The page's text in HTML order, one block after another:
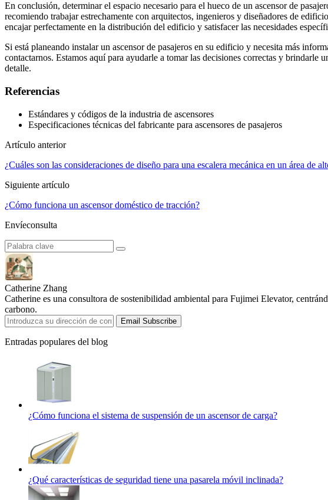
En conclusión, determinar el espacio necesario para el hueco de un ascensor de
recomiendo trabajar estrechamente con arquitectos, ingenieros y diseñadores de
encajar perfectamente en la distribución del edificio y satisfacer las necesidades
Si está planeando instalar un ascensor de pasajeros en su edificio y necesita más
contactarnos. Estamos aquí para ayudarle a tomar las decisiones correctas y
detalle.
Referencias
Estándares y códigos de la industria de ascensores
Especificaciones técnicas del fabricante para ascensores de pasajeros
Artículo anterior
¿Cuáles son las consideraciones de diseño para una escalera mecánica en un área de
Siguiente artículo
¿Cómo funciona un ascensor doméstico de tracción?
Envíeconsulta
Catherine Zhang
Catherine es una consultora de sostenibilidad ambiental para Fujimei Elevator,
carbono.
Email Subscribe
Entradas populares del blog
¿Cómo funciona el sistema de suspensión de un ascensor de carga?
¿Qué características de seguridad tiene una pasarela móvil inclinada?